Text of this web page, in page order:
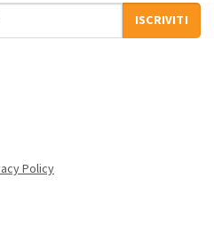
ISCRIVITI
Policy